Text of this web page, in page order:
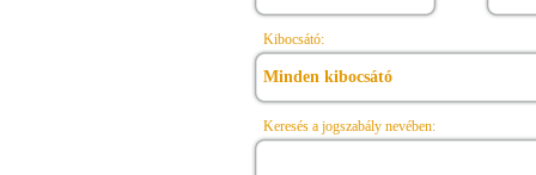
Kibocsátó:
Minden kibocsátó
Keresés a jogszabály nevében: